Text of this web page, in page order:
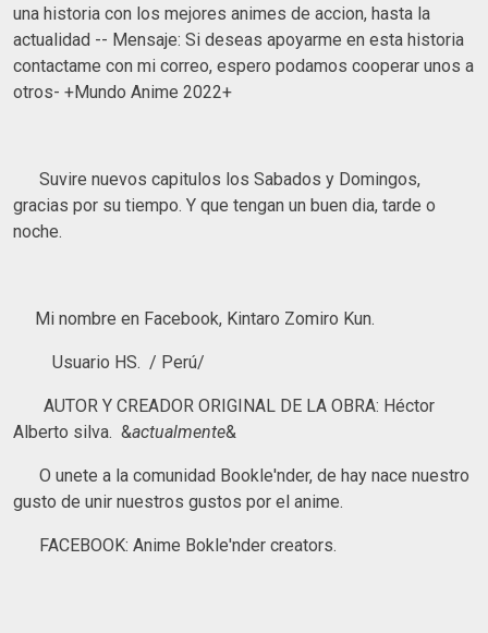
una historia con los mejores animes de accion, hasta la
actualidad -- Mensaje: Si deseas apoyarme en esta historia
contactame con mi correo, espero podamos cooperar unos a
otros- +Mundo Anime 2022+
Suvire nuevos capitulos los Sabados y Domingos,
gracias por su tiempo. Y que tengan un buen dia, tarde o
noche.
Mi nombre en Facebook, Kintaro Zomiro Kun.
Usuario HS. / Perú/
AUTOR Y CREADOR ORIGINAL DE LA OBRA: Héctor
Alberto silva. &actualmente&
O unete a la comunidad Bookle'nder, de hay nace nuestro
gusto de unir nuestros gustos por el anime.
FACEBOOK: Anime Bokle'nder creators.